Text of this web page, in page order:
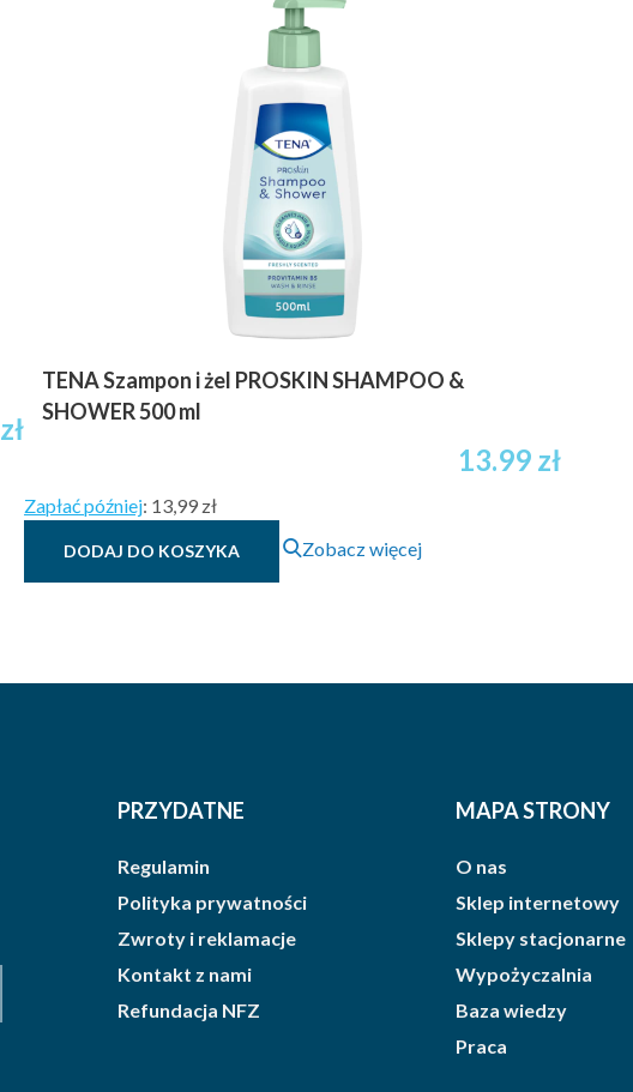
zł
TENA Szampon i żel PROSKIN SHAMPOO &
SHOWER 500 ml
13.99 zł
Zapłać później: 13,99 zł
DODAJ DO KOSZYKA Zobacz więcej
PRZYDATNE
Regulamin
Polityka prywatności
Zwroty i reklamacje
Kontakt z nami
Refundacja NFZ
MAPA STRONY
O nas
Sklep internetowy
Sklepy stacjonarne
Wypożyczalnia
Baza wiedzy
Praca